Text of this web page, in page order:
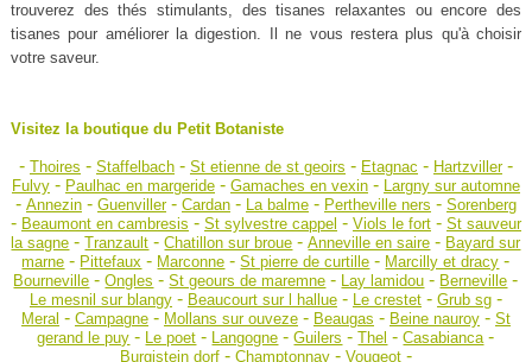
trouverez des thés stimulants, des tisanes relaxantes ou encore des
tisanes pour améliorer la digestion. Il ne vous restera plus qu'à choisir
votre saveur.
Visitez la boutique du Petit Botaniste
- Thoires - Staffelbach- St etienne de st geoirs - Etagnac - Hartzviller-
Fulvy- Paulhac en margeride- Gamaches en vexin- Largny sur automne
- Annezin- Guenviller- Cardan- La balme- Pertheville ners - Sorenberg
- Beaumont en cambresis - St sylvestre cappel - Viols le fort- St sauveur
la sagne -Tranzault -Chatillon sur broue -Anneville en saire - Bayard sur
marne - Pittefaux - Marconne -St pierre de curtille - Marcilly et dracy -
Bourneville -Ongles -St geours de maremne - Lay lamidou - Berneville -
Le mesnil sur blangy- Beaucourt sur l hallue- Le crestet- Grub sg-
Meral - Campagne- Mollans sur ouveze- Beaugas - Beine nauroy- St
gerand le puy - Le poet - Langogne -Guilers -Thel -Casabianca -
Burgistein dorf- Champtonnay- Vougeot-